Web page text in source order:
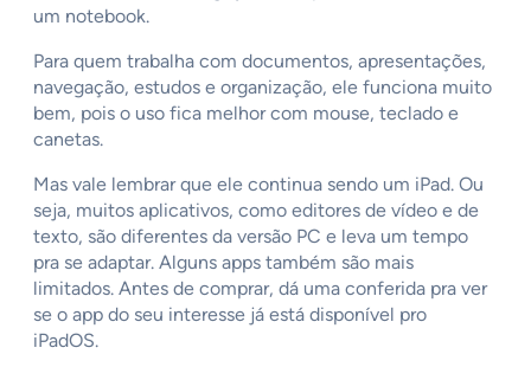
um notebook.
Para quem trabalha com documentos, apresentações,
navegação, estudos e organização, ele funciona muito
bem, pois o uso fica melhor com mouse, teclado e
canetas.
Mas vale lembrar que ele continua sendo um iPad. Ou
seja, muitos aplicativos, como editores de vídeo e de
texto, são diferentes da versão PC e leva um tempo
pra se adaptar. Alguns apps também são mais
limitados. Antes de comprar, dá uma conferida pra ver
se o app do seu interesse já está disponível pro
iPadOS.